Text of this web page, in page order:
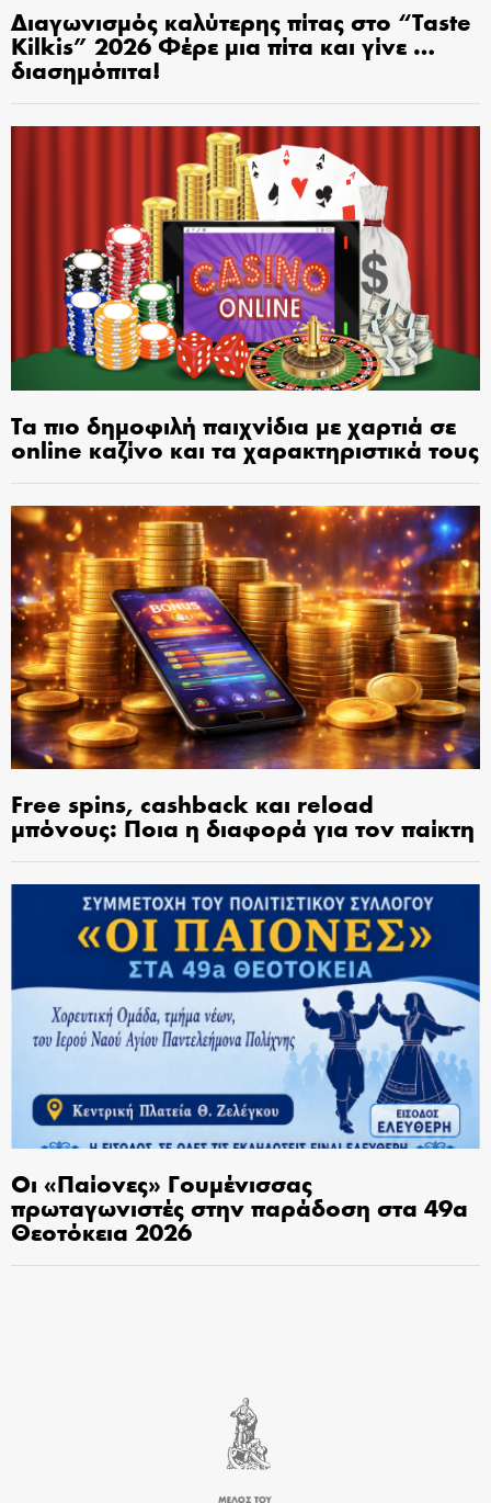
Διαγωνισμός καλύτερης πίτας στο “Taste
Kilkis” 2026 Φέρε μια πίτα και γίνε …
διασημόπιτα!
Τα πιο δημοφιλή παιχνίδια με χαρτιά σε
online καζίνο και τα χαρακτηριστικά τους
Free spins, cashback και reload
μπόνους: Ποια η διαφορά για τον παίκτη
Οι «Παίονες» Γουμένισσας
πρωταγωνιστές στην παράδοση στα 49α
Θεοτόκεια 2026